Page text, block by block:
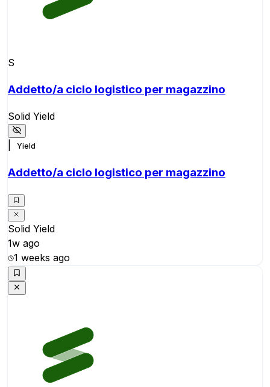
S
Addetto/a ciclo logistico per magazzino
Solid Yield
Yield
Addetto/a ciclo logistico per magazzino
Solid Yield
1w ago
1 weeks ago